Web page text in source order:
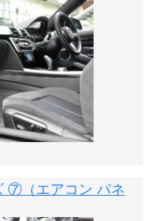
⑦（エアコン パネ